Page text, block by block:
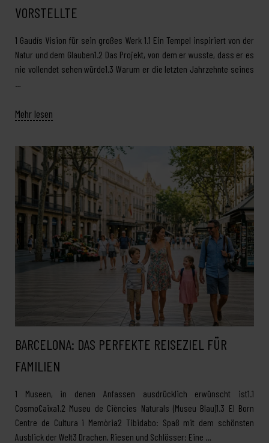
VORSTELLTE
1 Gaudís Vision für sein großes Werk 1.1 Ein Tempel inspiriert von der
Natur und dem Glauben1.2 Das Projekt, von dem er wusste, dass er es
nie vollendet sehen würde1.3 Warum er die letzten Jahrzehnte seines
Mehr lesen
BARCELONA: DAS PERFEKTE REISEZIEL FÜR
FAMILIEN
1 Museen, in denen Anfassen ausdrücklich erwünscht ist1.1
CosmoCaixa1.2 Museu de Ciències Naturals (Museu Blau)1.3 El Born
Centre de Cultura i Memòria2 Tibidabo: Spaß mit dem schönsten
Ausblick der Welt3 Drachen, Riesen und Schlösser: Eine …